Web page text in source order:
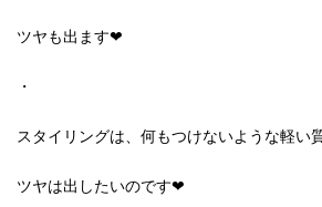
ツヤも出ます❤
・
スタイリングは、何もつけないような軽い
ツヤは出したいのです❤